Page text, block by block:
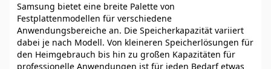
Samsung bietet eine breite Palette von
Festplattenmodellen für verschiedene
Anwendungsbereiche an. Die Speicherkapazität variiert
dabei je nach Modell. Von kleineren Speicherlösungen für
den Heimgebrauch bis hin zu großen Kapazitäten für
professionelle Anwendungen ist für jeden Bedarf etwas